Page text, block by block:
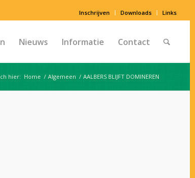
Inschrijven Downloads Links
Nieuws Informatie Contact
hier: Home / Algemeen / AALBERS BLIJFT DOMINEREN